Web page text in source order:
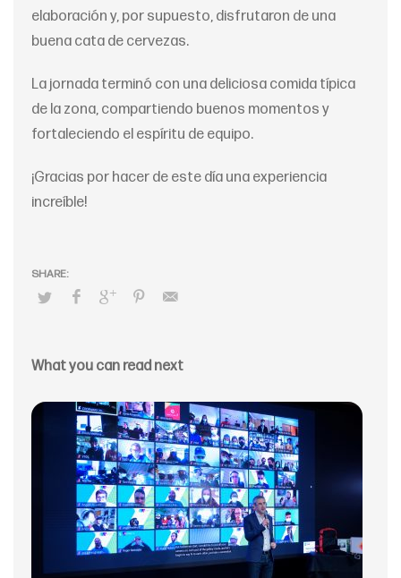
elaboración y, por supuesto, disfrutaron de una
buena cata de cervezas.
La jornada terminó con una deliciosa comida típica
de la zona, compartiendo buenos momentos y
fortaleciendo el espíritu de equipo.
¡Gracias por hacer de este día una experiencia
increíble!
What you can read next